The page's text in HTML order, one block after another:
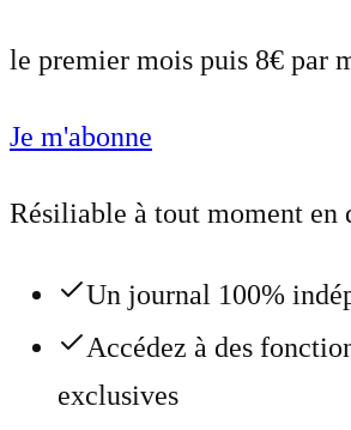
le premier mois puis 8€ par
Je m'abonne
Résiliable à tout moment en
Un journal 100%
Accédez à des
exclusives